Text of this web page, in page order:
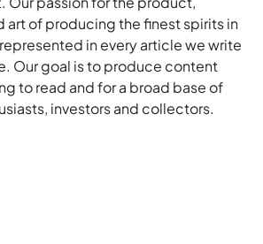
art of producing the finest spirits in
in every article we write
Our goal is to produce content
to read and for a broad base of
investors and collectors.